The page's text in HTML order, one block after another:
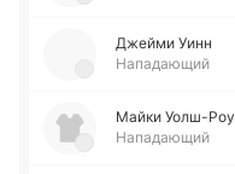
Джейми Уинн
Нападающий
Майки Уо­лш-Роу
Нападающий